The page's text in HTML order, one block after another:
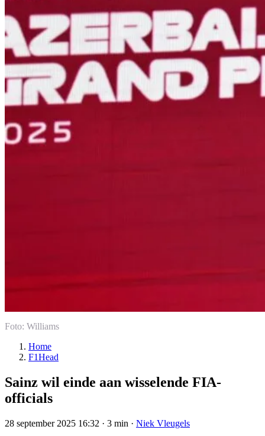
Foto: Williams
Home
F1Head
Sainz wil einde aan wisselende FIA-
officials
28 september 2025 16:32 · 3 min · Niek Vleugels